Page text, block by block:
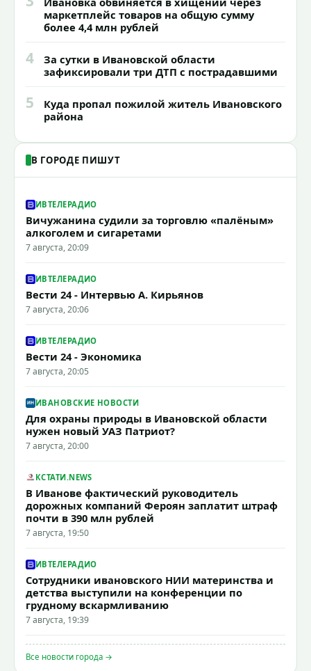
маркетплейс товаров на общую сумму
более 4,4 млн рублей
4
За сутки в Ивановской области
зафиксировали три ДТП с пострадавшими
5
Куда пропал пожилой житель Ивановского
района
В ГОРОДЕ ПИШУТ
ИВТЕЛЕРАДИО
Вичужанина судили за торговлю «палёным»
алкоголем и сигаретами
7 августа, 20:09
ИВТЕЛЕРАДИО
Вести 24 - Интервью А. Кирьянов
7 августа, 20:06
ИВТЕЛЕРАДИО
Вести 24 - Экономика
7 августа, 20:05
ИВАНОВСКИЕ НОВОСТИ
Для охраны природы в Ивановской области
нужен новый УАЗ Патриот?
7 августа, 20:00
КСТАТИ.NEWS
В Иванове фактический руководитель
дорожных компаний Фероян заплатит штраф
почти в 390 млн рублей
7 августа, 19:50
ИВТЕЛЕРАДИО
Сотрудники ивановского НИИ материнства и
детства выступили на конференции по
грудному вскармливанию
7 августа, 19:39
Все новости города →